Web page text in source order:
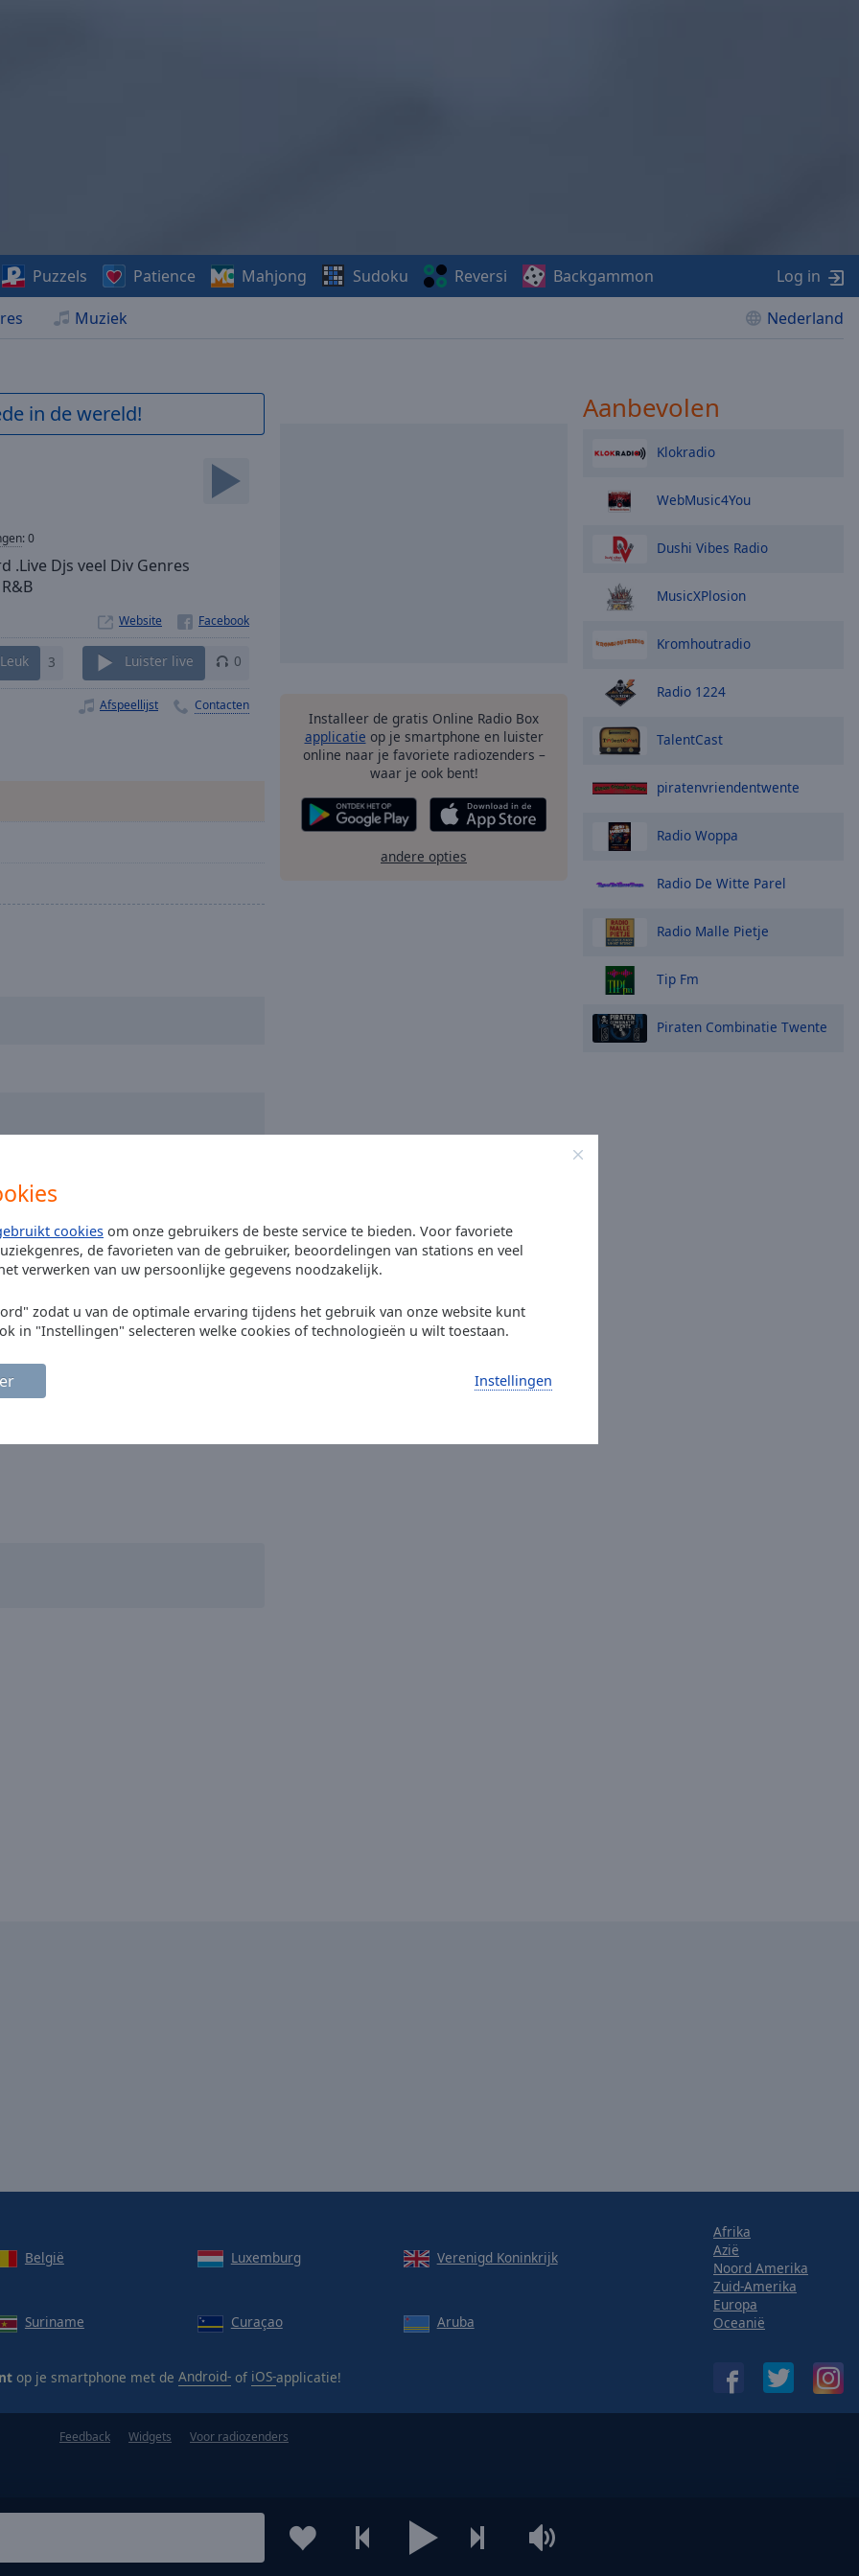
cookies om onze gebruikers de beste service te bieden. Voor favoriete
de favorieten van de gebruiker, beoordelingen van stations en veel
verwerken van uw persoonlijke gegevens noodzakelijk.
zodat u van de optimale ervaring tijdens het gebruik van onze website kunt
in "Instellingen" selecteren welke cookies of technologieën u wilt toestaan.
Instellingen
Muziek Nederland
Puzzels Patience Mahjong Sudoku Reversi Backgammon Log in
in de wereld!
:0
Djs veel Div Genres
Website
Leuk 3 Luister live 0
Afspeellijst Contacten
Installeer de gratis Online Radio Box
applicatie op je smartphone en luister
online naar je favoriete radiozenders –
waar je ook bent!
andere opties
Aanbevolen
Klokradio
WebMusic4You
Dushi Vibes Radio
MusicXPlosion
Kromhoutradio
Radio 1224
TalentCast
piratenvriendentwente
Radio Woppa
Radio De Witte Parel
Radio Malle Pietje
Tip Fm
Piraten Combinatie Twente
België Luxemburg Verenigd Koninkrijk
Suriname Curaçao Aruba
op je smartphone met de Android- of iOS-applicatie!
Afrika
Azië
Noord Amerika
Zuid-Amerika
Europa
Oceanië
Feedback Widgets Voor radiozenders